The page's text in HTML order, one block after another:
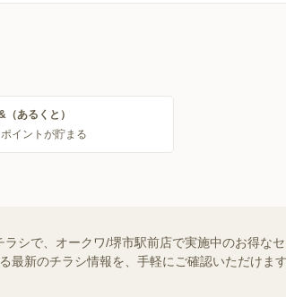
あるくと）
イントが貯まる
シで、オークワ/堺市駅前店で実施中のお得な
最新のチラシ情報を、手軽にご確認いただけま